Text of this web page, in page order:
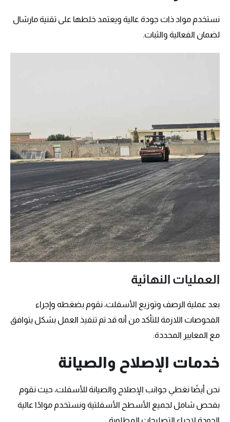
نستخدم مواد ذات جودة عالية ويعتمد خلطها على تقنية مارشال
لضمان الفعالية والثبات.
العمليات النهائية
بعد عملية الرصف وتوزيع الأسفلت، نقوم بضغطه وإجراء
الفحوصات اللازمة للتأكد من أنه قد تم تنفيذ العمل بشكل يتوافق
مع المعايير المحددة.
خدمات الإصلاح والصيانة
نحن أيضًا نغطي جوانب الإصلاح والصيانة للأسفلت، حيث نقوم
بفحص شامل لجميع الأسطح الأسفلتية ونستخدم موادًا عالية
الجودة لإجراء التصليحات المطلوبة.